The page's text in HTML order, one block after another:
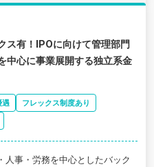
ス有！IPOに向けて管理部門
中心に事業展開する独立系金
遇
フレックス制度あり
人事・労務を中心としたバック